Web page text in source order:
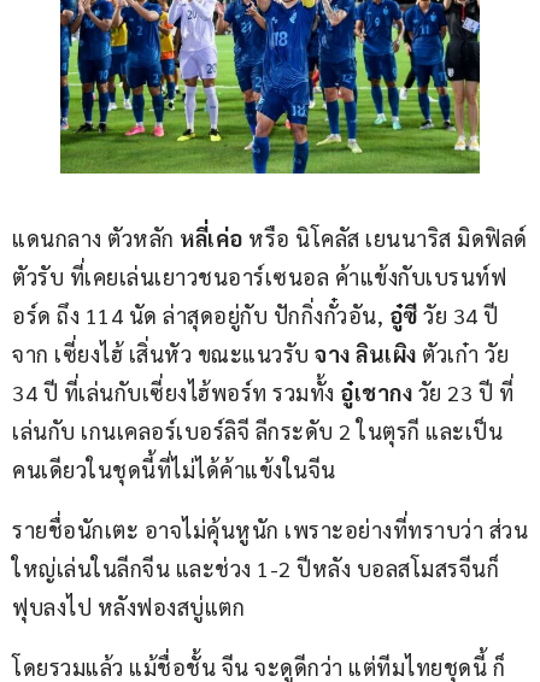
แดนกลาง ตัวหลัก หลี่เค่อ หรือ นิโคลัส เยนนาริส มิดฟิลด์
ตัวรับ ที่เคยเล่นเยาวชนอาร์เซนอล ค้าแข้งกับเบรนท์ฟ
อร์ด ถึง 114 นัด ล่าสุดอยู่กับ ปักกิ่งกั๋วอัน, อู๋ซี วัย 34 ปี
จาก เซี่ยงไฮ้ เสิ่นหัว ขณะแนวรับ จาง ลินเผิง ตัวเก๋า วัย
34 ปี ที่เล่นกับเซี่ยงไฮ้พอร์ท รวมทั้ง อู๋เชากง วัย 23 ปี ที่
เล่นกับ เกนเคลอร์เบอร์ลิจี ลีกระดับ 2 ในตุรกี และเป็น
คนเดียวในชุดนี้ที่ไม่ได้ค้าแข้งในจีน
รายชื่อนักเตะ อาจไม่คุ้นหูนัก เพราะอย่างที่ทราบว่า ส่วน
ใหญ่เล่นในลีกจีน และช่วง 1-2 ปีหลัง บอลสโมสรจีนก็
ฟุบลงไป หลังฟองสบู่แตก
โดยรวมแล้ว แม้ชื่อชั้น จีน จะดูดีกว่า แต่ทีมไทยชุดนี้ ก็